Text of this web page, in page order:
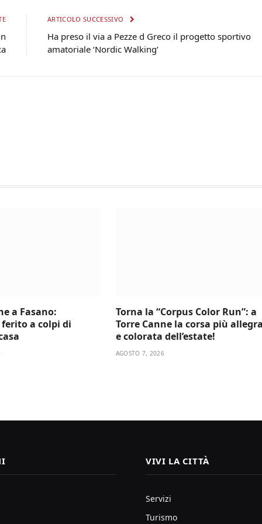
ARTICOLO SUCCESSIVO
Ha preso il via a Pezze d Greco il progetto sportivo
amatoriale ‘Nordic Walking’
a Fasano:
a colpi di
Torna la “Corpus Color Run”: a
Torre Canne la corsa più allegra
e colorata dell’estate!
AGOSTO 7, 2026
VIVI LA CITTÀ
Servizi
Turismo